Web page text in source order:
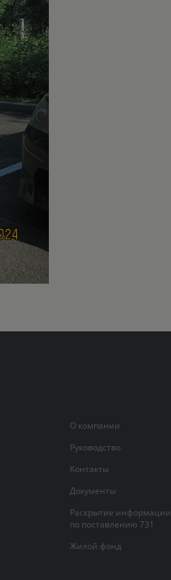
О компании
Руководство
Контакты
Документы
Раскрытие информации
по поставлению 731
Жилой фонд